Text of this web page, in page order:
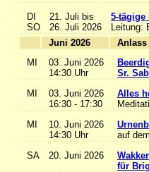
DI
SO
21. Juli bis
26. Juli 2026
5-
Leitung:
Juni 2026
MI
03. Juni 2026
14:30 Uhr
Sr.
MI
03. Juni 2026
16:30 - 17:30
Alles
MI
10. Juni 2026
14:30 Uhr
auf
SA
20. Juni 2026
für